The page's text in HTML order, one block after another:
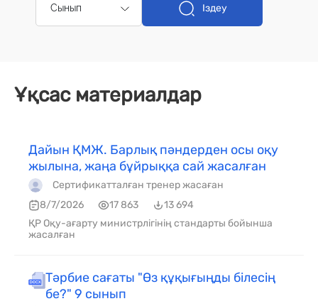
Сынып Іздеу
Ұқсас материалдар
Дайын ҚМЖ. Барлық пәндерден осы оқу
жылына, жаңа бұйрыққа сай жасалған
Сертификатталған тренер жасаған
8/7/2026
17 863
13 694
ҚР Оқу-ағарту министрлігінің стандарты бойынша
жасалған
Тәрбие сағаты "Өз құқығыңды білесің
бе?" 9 сынып